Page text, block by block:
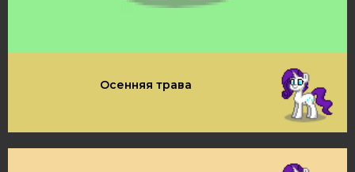
Осенняя трава